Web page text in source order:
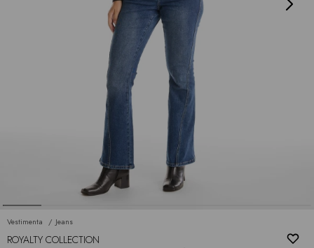
Vestimenta Jeans
ROYALTY COLLECTION